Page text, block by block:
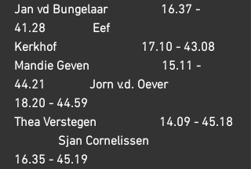
Jan vd Bungelaar                 16.37 -
41.28               Eef
Kerkhof                           17.10 - 43.08
Mandie Geven                       15.11 -
44.21              Jorn v.d. Oever
18.20 - 44.59
Thea Verstegen                    14.09 - 45.18
              Sjan Cornelissen
16.35 - 45.19